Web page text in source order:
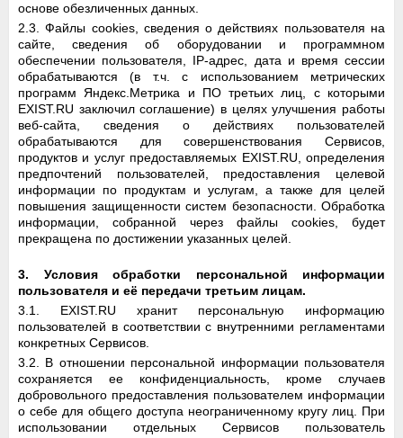
основе обезличенных данных.
2.3. Файлы cookies, сведения о действиях пользователя на
сайте, сведения об оборудовании и программном
обеспечении пользователя, IP-адрес, дата и время сессии
обрабатываются (в т.ч. с использованием метрических
программ Яндекс.Метрика и ПО третьих лиц, с которыми
EXIST.RU заключил соглашение) в целях улучшения работы
веб-сайта, сведения о действиях пользователей
обрабатываются для совершенствования Сервисов,
продуктов и услуг предоставляемых EXIST.RU, определения
предпочтений пользователей, предоставления целевой
информации по продуктам и услугам, а также для целей
повышения защищенности систем безопасности. Обработка
информации, собранной через файлы cookies, будет
прекращена по достижении указанных целей.
3. Условия обработки персональной информации
пользователя и её передачи третьим лицам.
3.1. EXIST.RU хранит персональную информацию
пользователей в соответствии с внутренними регламентами
конкретных Сервисов.
3.2. В отношении персональной информации пользователя
сохраняется ее конфиденциальность, кроме случаев
добровольного предоставления пользователем информации
о себе для общего доступа неограниченному кругу лиц. При
использовании отдельных Сервисов пользователь